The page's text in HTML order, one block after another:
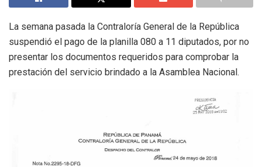
La semana pasada la Contraloría General de la República
suspendió el pago de la planilla 080 a 11 diputados, por no
presentar los documentos requeridos para comprobar la
prestación del servicio brindado a la Asamblea Nacional.